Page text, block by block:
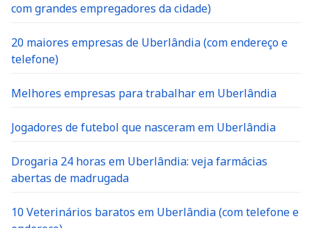
com grandes empregadores da cidade)
20 maiores empresas de Uberlândia (com endereço e
telefone)
Melhores empresas para trabalhar em Uberlândia
Jogadores de futebol que nasceram em Uberlândia
Drogaria 24 horas em Uberlândia: veja farmácias
abertas de madrugada
10 Veterinários baratos em Uberlândia (com telefone e